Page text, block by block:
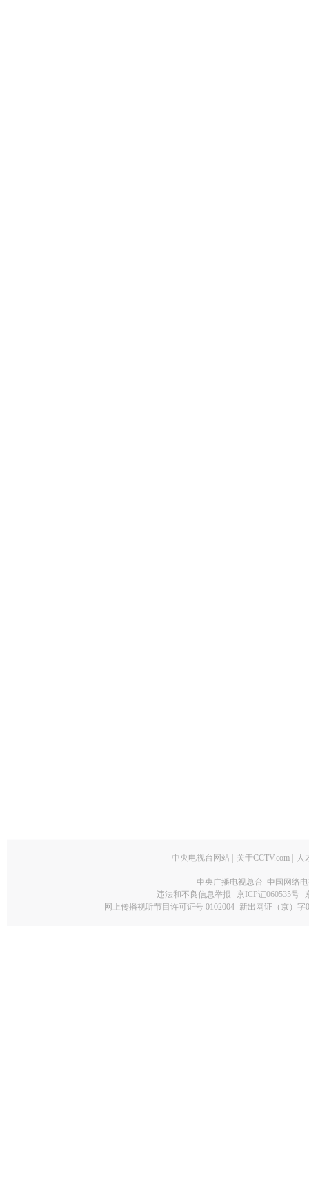
中央电视台网站 关于CCTV.com 人
中央广播电视总台 中国网络
违法和不良信息举报
京ICP证060535号
网上传播视听节目许可证号 0102004 新出网证（京）